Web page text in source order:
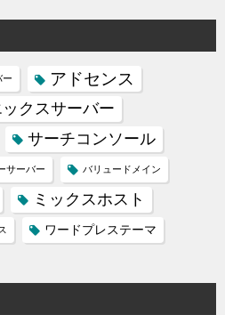
ー アドセンス
ックスサーバー
サーチコンソール
サーバー バリュードメイン
ミックスホスト
ワードプレステーマ